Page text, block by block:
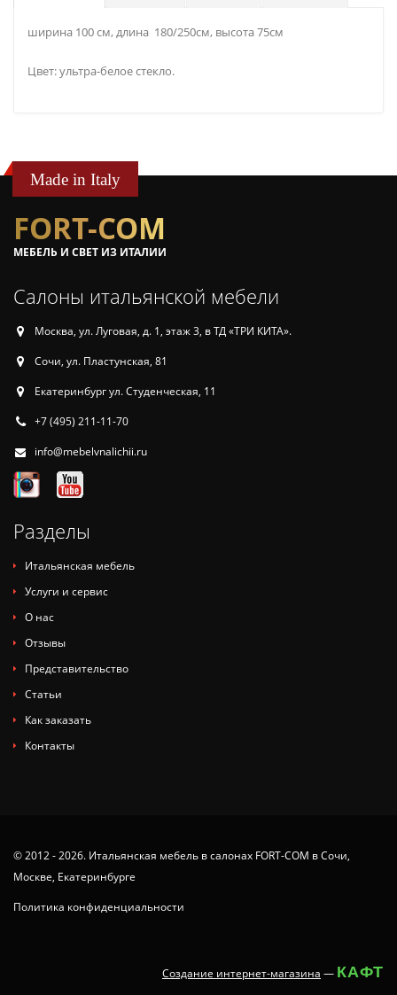
ширина 100 см, длина 180/250см, высота 75см
Цвет: ультра-белое стекло.
Made in Italy
FORT-COM
МЕБЕЛЬ И СВЕТ ИЗ ИТАЛИИ
Салоны итальянской мебели
Москва, ул. Луговая, д. 1, этаж 3, в ТД «ТРИ КИТА».
Сочи, ул. Пластунская, 81
Екатеринбург ул. Студенческая, 11
+7 (495) 211-11-70
info@mebelvnalichii.ru
Разделы
Итальянская мебель
Услуги и сервис
О нас
Отзывы
Представительство
Статьи
Как заказать
Контакты
© 2012 - 2026. Итальянская мебель в салонах FORT-COM в Сочи,
Москве, Екатеринбурге
Политика конфиденциальности
Создание интернет-магазина — КАФТ